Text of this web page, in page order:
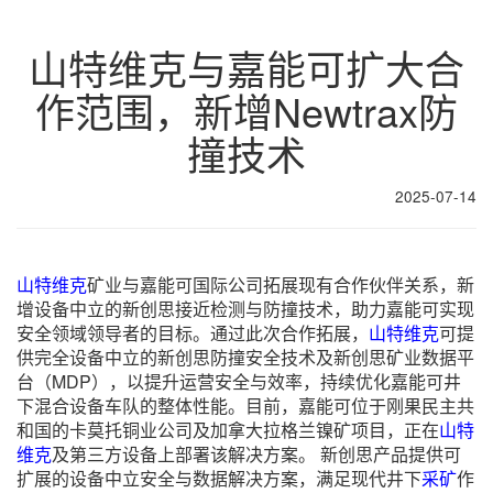
山特维克与嘉能可扩大合
作范围，新增Newtrax防
撞技术
2025-07-14
山特维克矿业与嘉能可国际公司拓展现有合作伙伴关系，新
增设备中立的新创思接近检测与防撞技术，助力嘉能可实现
安全领域领导者的目标。通过此次合作拓展， 山特维克可提
供完全设备中立的新创思防撞安全技术及新创思矿业数据平
台（MDP），以提升运营安全与效率，持续优化嘉能可井
下混合设备车队的整体性能。目前，嘉能可位于刚果民主共
和国的卡莫托铜业公司及加拿大拉格兰镍矿项目，正在山特
维克及第三方设备上部署该解决方案。 新创思产品提供可
扩展的设备中立安全与数据解决方案，满足现代井下采矿作